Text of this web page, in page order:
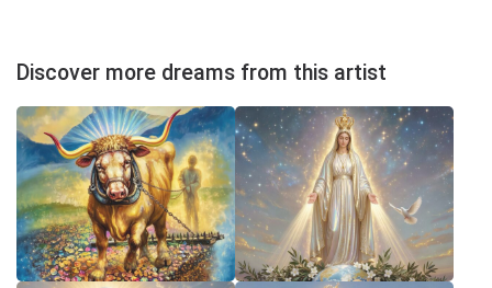
Discover more dreams from this artist